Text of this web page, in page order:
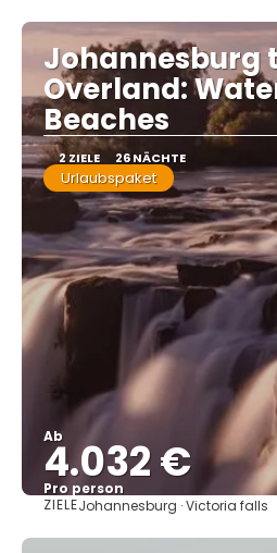
Johannesburg
Overland:
Beaches
2 ZIELE 26 NÄCHTE
Urlaubspaket
Ab
4.032 €
Pro person
Sehen
ZIELEJohannesburg · Victoria falls